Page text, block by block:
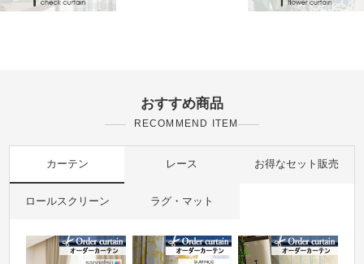
おすすめ商品
RECOMMEND ITEM
カーテン レース お得なセット販売
ロールスクリーン ラグ・マット